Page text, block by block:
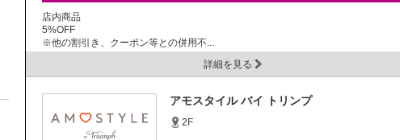
店内商品
5%OFF
※他の割引き、クーポン等との併用不...
詳細を見る
アモスタイル バイ トリンプ
2F